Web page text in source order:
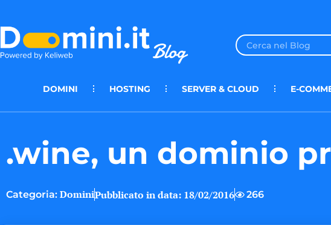
DOMINI HOSTING SERVER & CLOUD E-
.wine, un dominio
Categoria: DominiPubblicato in data: 18/02/2016 266